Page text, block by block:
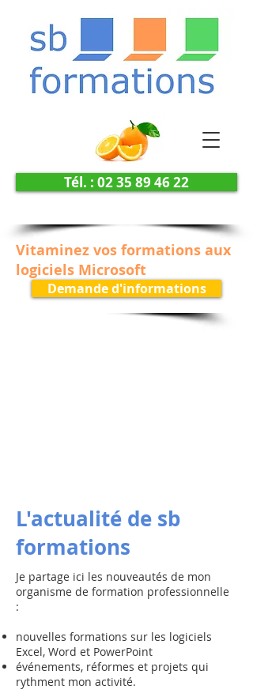
Tél. : 02 35 89 46 22
Vitaminez vos formations aux
logiciels Microsoft
Demande d'informations
L'actualité de sb
formations
Je partage ici les nouveautés de mon
organisme de formation professionnelle
:
nouvelles formations sur les logiciels
Excel, Word et PowerPoint
événements, réformes et projets qui
rythment mon activité.